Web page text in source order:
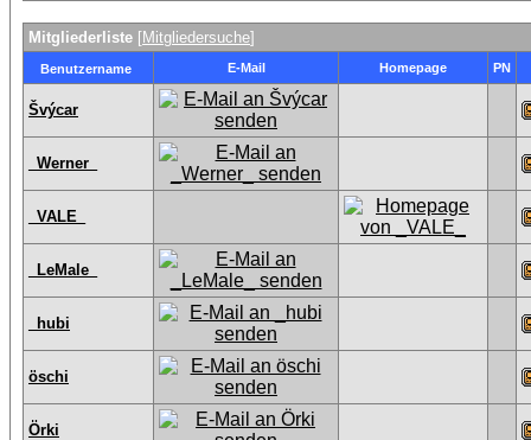
Mitgliederliste [Mitgliedersuche]
Benutzername E-Mail Homepage PN
Švýcar
_Werner_
_VALE_
_LeMale_
_hubi
öschi
Örki